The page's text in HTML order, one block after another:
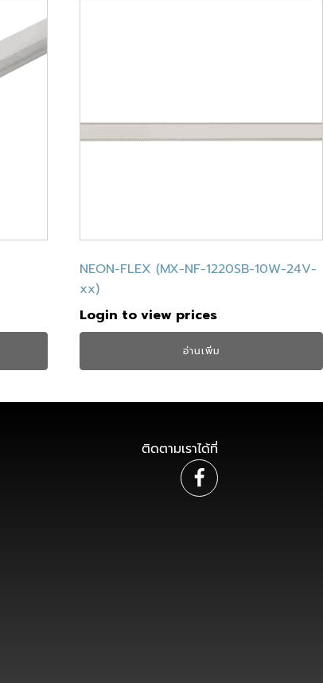
NEON-FLEX (MX-NF-1220SB-10W-24V-
xx)
Login to view prices
อ่านเพิ่ม
ติดตามเราได้ที่